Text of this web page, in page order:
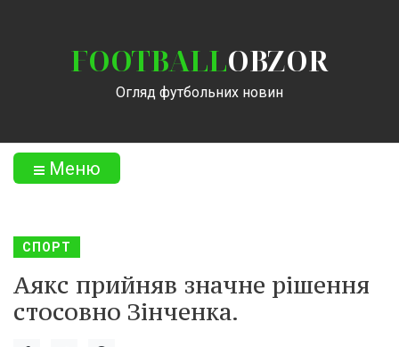
FOOTBALLOBZOR
Огляд футбольних новин
Меню
СПОРТ
Аякс прийняв значне рішення
стосовно Зінченка.